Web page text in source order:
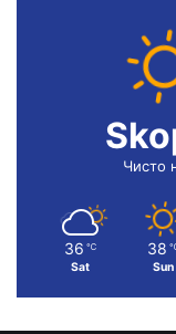
Чисто
36 ℃
Sat
38
Sun